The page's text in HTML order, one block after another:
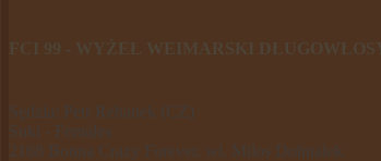
FCI 99 - WYŻEŁ WEIMARSKI DŁUGOWŁOSY
Sędzia: Petr Rehanek (CZ)
Suki - Females
2168 Bonna Crazy Forever, wł. Milos Dohnalek